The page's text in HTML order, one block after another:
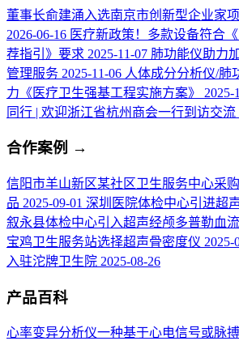
董事长俞建涌入选南京市创新型企业家
2026-06-16 医疗新政策！多款设备符合
荐指引》要求 2025-11-07 肺功能仪助力
管理服务 2025-11-06 人体成分分析仪/肺
力《医疗卫生强基工程实施方案》
2025-
同行 | 欢迎浙江省杭州商会一行到访交流
合作案例 →
信阳市羊山新区某社区卫生服务中心采
品 2025-09-01 深圳医院体检中心引进超
叙永县体检中心引入超声经颅多普勒血
宝鸡卫生服务站选择超声骨密度仪 2025-
入驻沱牌卫生院 2025-08-26
产品百科
心率变异分析仪一种基于心电信号或脉